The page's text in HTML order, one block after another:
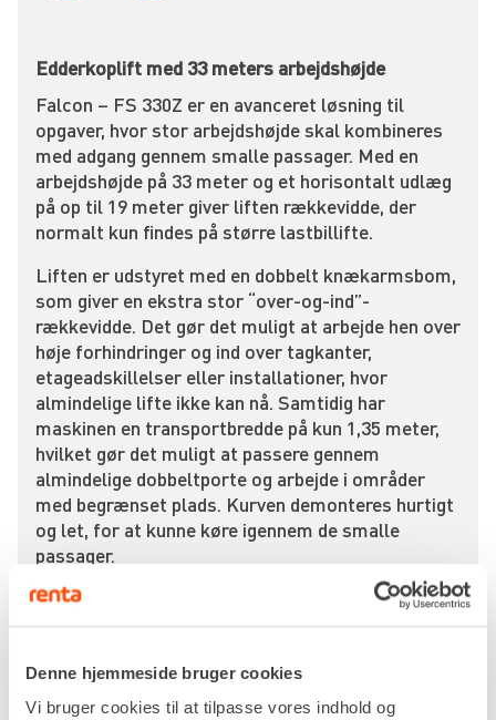
Denne hjemmeside bruger cookies
Vi bruger cookies til at tilpasse vores indhold og
Edderkoplift med 33 meters arbejdshøjde
Falcon – FS 330Z er en avanceret løsning til
opgaver, hvor stor arbejdshøjde skal kombineres
med adgang gennem smalle passager. Med en
arbejdshøjde på 33 meter og et horisontalt udlæg
på op til 19 meter giver liften rækkevidde, der
normalt kun findes på større lastbillifte.
Liften er udstyret med en dobbelt knækarmsbom,
som giver en ekstra stor “over-og-ind”-
rækkevidde. Det gør det muligt at arbejde hen over
høje forhindringer og ind over tagkanter,
etageadskillelser eller installationer, hvor
almindelige lifte ikke kan nå. Samtidig har
maskinen en transportbredde på kun 1,35 meter,
hvilket gør det muligt at passere gennem
almindelige dobbeltporte og arbejde i områder
med begrænset plads. Kurven demonteres hurtigt
og let, for at kunne køre igennem de smalle
passager.
Det fleksible støttebenssystem gør det muligt at
opstille liften sikkert på ujævne flader, trapper
individuelt. Bælteunderstellet sikrer samtidig en
stabil fremdrift og et lavt marktryk, hvilket gør